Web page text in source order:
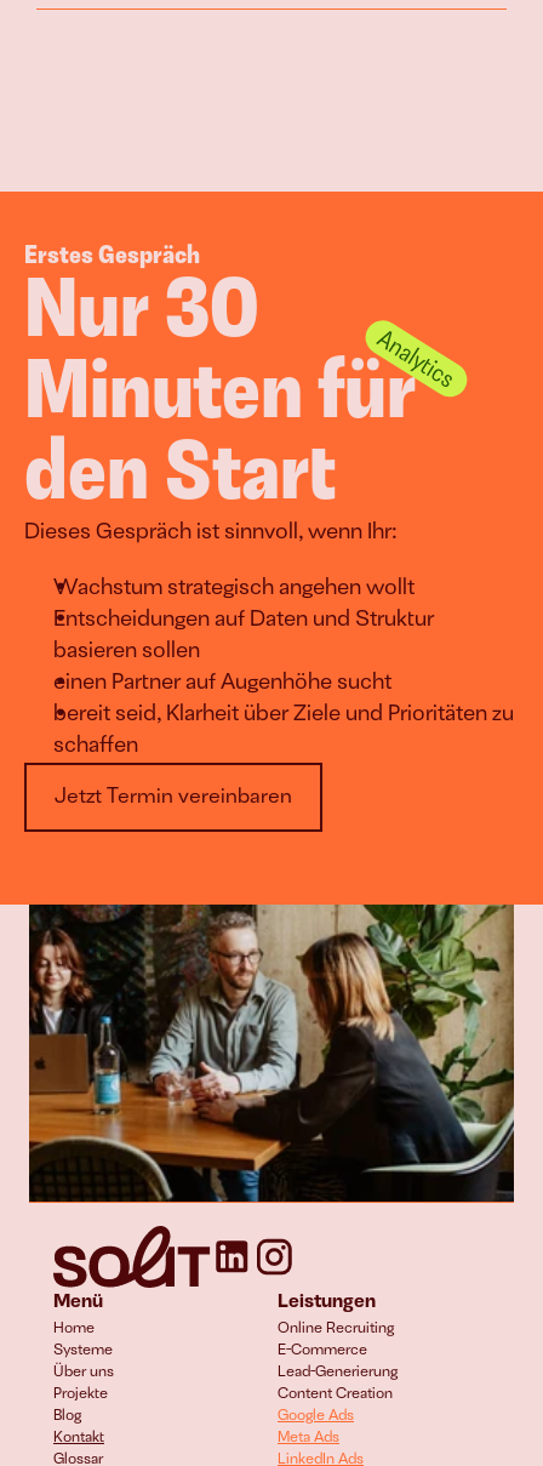
Erstes Gespräch
Nur 30
Minuten für
den Start
Dieses Gespräch ist sinnvoll, wenn Ihr:
Wachstum strategisch angehen wollt
Entscheidungen auf Daten und Struktur
basieren sollen
einen Partner auf Augenhöhe sucht
bereit seid, Klarheit über Ziele und Prioritäten zu
schaffen
Jetzt Termin vereinbaren
Menü
Home
Systeme
Über uns
Projekte
Blog
Kontakt
Glossar
Leistungen
Online Recruiting
E-Commerce
Lead-Generierung
Content Creation
Google Ads
Meta Ads
LinkedIn Ads